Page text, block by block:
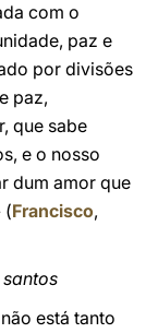
com o
paz e
por divisões
paz,
que sabe
e o nosso
dum amor que
(Francisco,
está tanto